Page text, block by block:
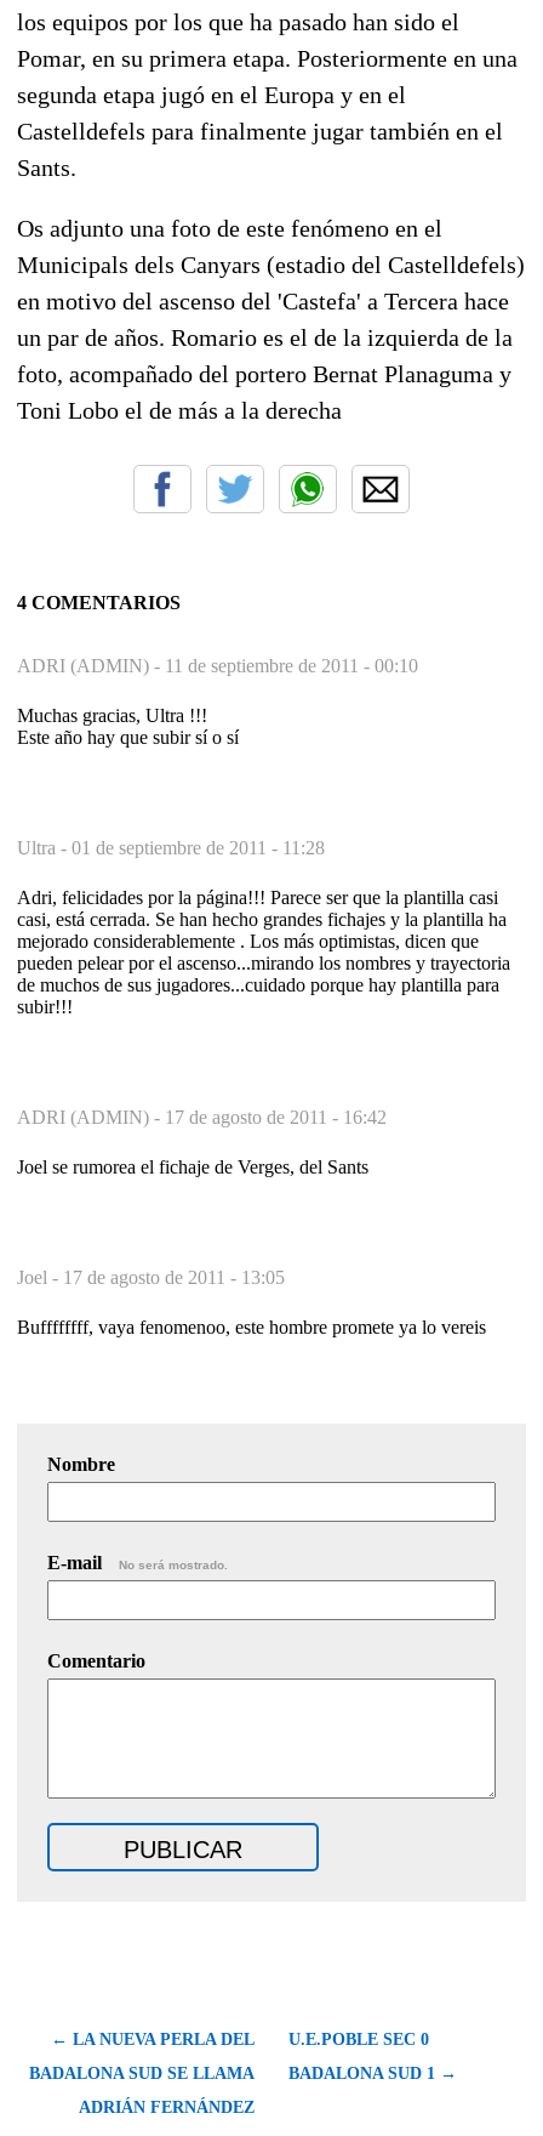
los equipos por los que ha pasado han sido el
Pomar, en su primera etapa. Posteriormente en una
segunda etapa jugó en el Europa y en el
Castelldefels para finalmente jugar también en el
Sants.
Os adjunto una foto de este fenómeno en el
Municipals dels Canyars (estadio del Castelldefels)
en motivo del ascenso del 'Castefa' a Tercera hace
un par de años. Romario es el de la izquierda de la
foto, acompañado del portero Bernat Planaguma y
Toni Lobo el de más a la derecha
4 COMENTARIOS
ADRI (ADMIN) - 11 de septiembre de 2011 - 00:10
Muchas gracias, Ultra !!!
Este año hay que subir sí o sí
Ultra - 01 de septiembre de 2011 - 11:28
Adri, felicidades por la página!!! Parece ser que la plantilla casi
casi, está cerrada. Se han hecho grandes fichajes y la plantilla ha
mejorado considerablemente . Los más optimistas, dicen que
pueden pelear por el ascenso...mirando los nombres y trayectoria
de muchos de sus jugadores...cuidado porque hay plantilla para
subir!!!
ADRI (ADMIN) - 17 de agosto de 2011 - 16:42
Joel se rumorea el fichaje de Verges, del Sants
Joel - 17 de agosto de 2011 - 13:05
Buffffffff, vaya fenomenoo, este hombre promete ya lo vereis
Nombre
E-mail No será mostrado.
Comentario
← LA NUEVA PERLA DEL
BADALONA SUD SE LLAMA
ADRIÁN FERNÁNDEZ
U.E.POBLE SEC 0
BADALONA SUD 1 →